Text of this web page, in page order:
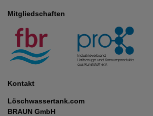
Mitgliedschaften
Kontakt
Löschwassertank.com
BRAUN GmbH